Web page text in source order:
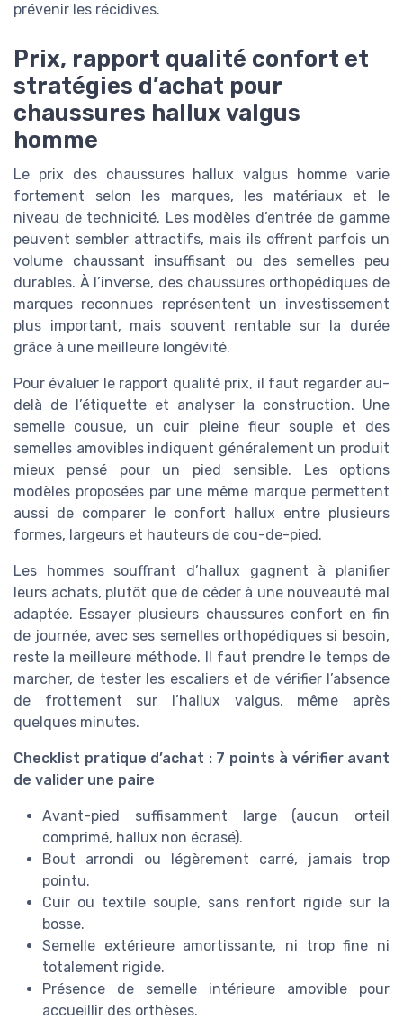
prévenir les récidives.
Prix, rapport qualité confort et
stratégies d’achat pour
chaussures hallux valgus
homme
Le prix des chaussures hallux valgus homme varie
fortement selon les marques, les matériaux et le
niveau de technicité. Les modèles d’entrée de gamme
peuvent sembler attractifs, mais ils offrent parfois un
volume chaussant insuffisant ou des semelles peu
durables. À l’inverse, des chaussures orthopédiques de
marques reconnues représentent un investissement
plus important, mais souvent rentable sur la durée
grâce à une meilleure longévité.
Pour évaluer le rapport qualité prix, il faut regarder au-
delà de l’étiquette et analyser la construction. Une
semelle cousue, un cuir pleine fleur souple et des
semelles amovibles indiquent généralement un produit
mieux pensé pour un pied sensible. Les options
modèles proposées par une même marque permettent
aussi de comparer le confort hallux entre plusieurs
formes, largeurs et hauteurs de cou-de-pied.
Les hommes souffrant d’hallux gagnent à planifier
leurs achats, plutôt que de céder à une nouveauté mal
adaptée. Essayer plusieurs chaussures confort en fin
de journée, avec ses semelles orthopédiques si besoin,
reste la meilleure méthode. Il faut prendre le temps de
marcher, de tester les escaliers et de vérifier l’absence
de frottement sur l’hallux valgus, même après
quelques minutes.
Checklist pratique d’achat : 7 points à vérifier avant
de valider une paire
Avant-pied suffisamment large (aucun orteil
comprimé, hallux non écrasé).
Bout arrondi ou légèrement carré, jamais trop
pointu.
Cuir ou textile souple, sans renfort rigide sur la
bosse.
Semelle extérieure amortissante, ni trop fine ni
totalement rigide.
Présence de semelle intérieure amovible pour
accueillir des orthèses.